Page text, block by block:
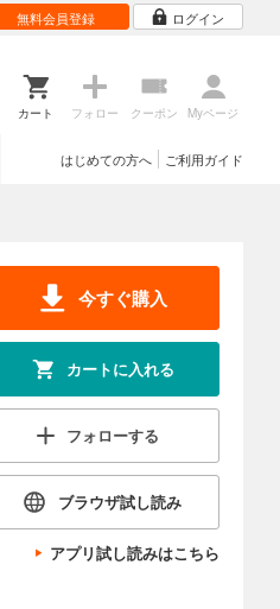
無料会員登録 ログイン
カート フォロー クーポン Myページ
ご利用ガイド
はじめての方へ
今すぐ購入
カートに入れる
フォローする
ブラウザ試し読み
アプリ試し読みはこちら